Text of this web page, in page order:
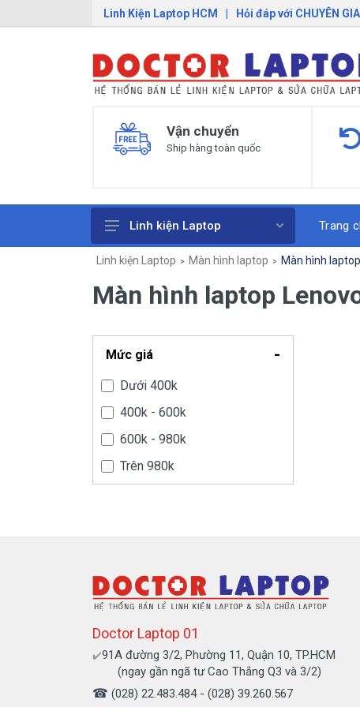
Linh Kiện Laptop HCM | Hỏi đáp với CHUYÊN GIA
Vận chuyển
Ship hàng toàn quốc
Pin Laptop
Sạc Laptop
Ram Máy Tính
Dịch vụ thay pin Surface chính
hãng, uy tín tại tphcm
Linh kiện Laptop Trang
Linh kiện Laptop Màn hình laptop Màn hình
Màn hình laptop
Mức giá
Dưới 400k
400k - 600k
600k - 980k
Trên 980k
Doctor Laptop 01
✔️91A đường 3/2, Phường 11, Quận 10, TP.HCM
(ngay gần ngã tư Cao Thắng Q3 và 3/2)
☎ (028) 22.483.484 - (028) 39.260.567